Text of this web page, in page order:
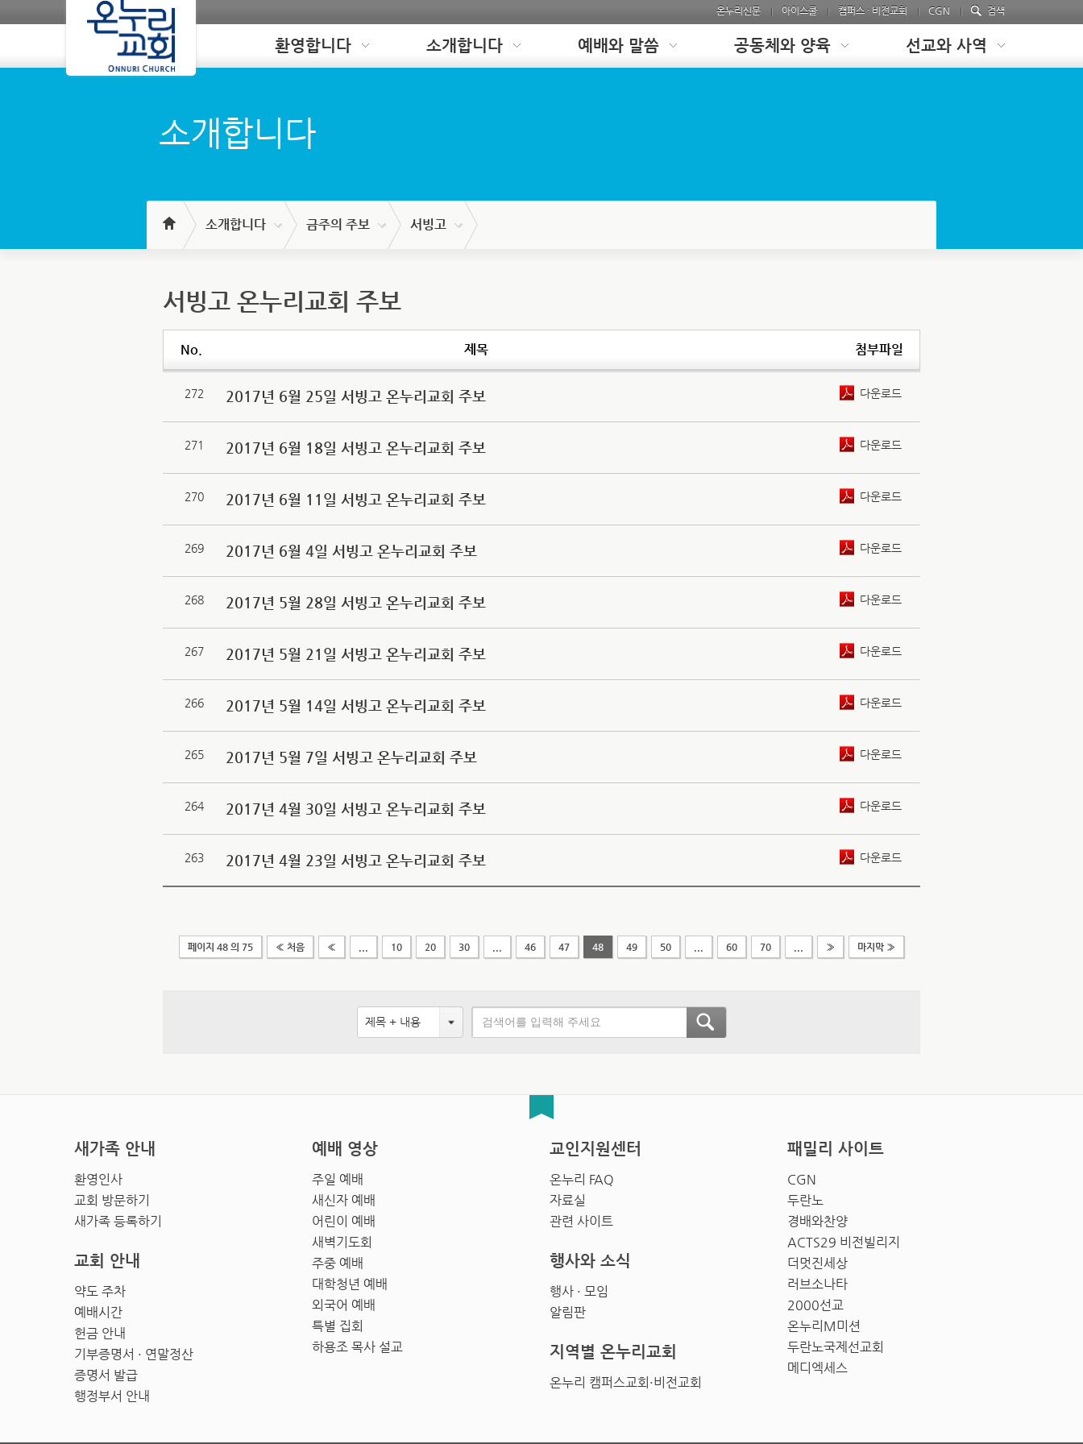
온누리신문 아이스쿨 캠퍼스 · 비전교회 CGN 검색
Loading 환영합니다 소개합니다 예배와 말씀 공동체와 양육 선교와 사역
소개합니다
소개합니다 금주의 주보 서빙고
서빙고 온누리교회 주보
No. 제목 첨부파일
272 2017년 6월 25일 서빙고 온누리교회 주보 다운로드
271 2017년 6월 18일 서빙고 온누리교회 주보 다운로드
270 2017년 6월 11일 서빙고 온누리교회 주보 다운로드
269 2017년 6월 4일 서빙고 온누리교회 주보 다운로드
268 2017년 5월 28일 서빙고 온누리교회 주보 다운로드
267 2017년 5월 21일 서빙고 온누리교회 주보 다운로드
266 2017년 5월 14일 서빙고 온누리교회 주보 다운로드
265 2017년 5월 7일 서빙고 온누리교회 주보 다운로드
264 2017년 4월 30일 서빙고 온누리교회 주보 다운로드
263 2017년 4월 23일 서빙고 온누리교회 주보 다운로드
페이지 48 의 75 « 처음 « 10 20 30 46 47 48 49 50 60 70 » 마지막 »
제목 + 내용
새가족 안내
환영인사
교회 방문하기
새가족 등록하기
예배 영상
주일 예배
새신자 예배
어린이 예배
새벽기도회
주중 예배
대학청년 예배
외국어 예배
특별 집회
하용조 목사 설교
교인지원센터
온누리 FAQ
자료실
관련 사이트
패밀리 사이트
CGN
두란노
경배와찬양
ACTS29 비전빌리지
더멋진세상
러브소나타
2000선교
온누리M미션
두란노국제선교회
메디엑세스
교회 안내
약도 주차
예배시간
헌금 안내
기부증명서 · 연말정산
증명서 발급
행정부서 안내
행사와 소식
행사 · 모임
알림판
지역별 온누리교회
온누리 캠퍼스교회·비전교회